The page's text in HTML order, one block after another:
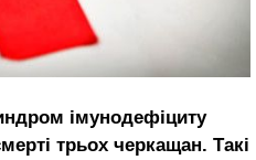
імунодефіциту
трьох черкащан. Такі